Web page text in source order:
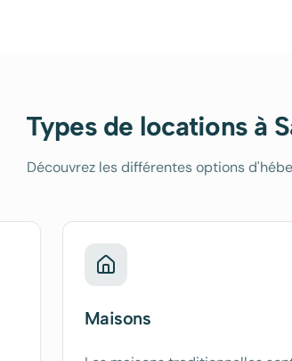
Types de locations à
Découvrez les différentes options
Maisons